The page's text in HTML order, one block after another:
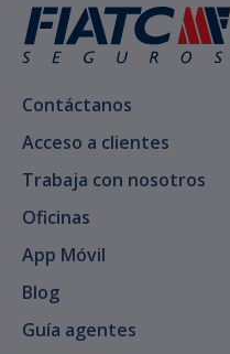
Contáctanos
Acceso a clientes
Trabaja con nosotros
Oficinas
App Móvil
Blog
Guía agentes